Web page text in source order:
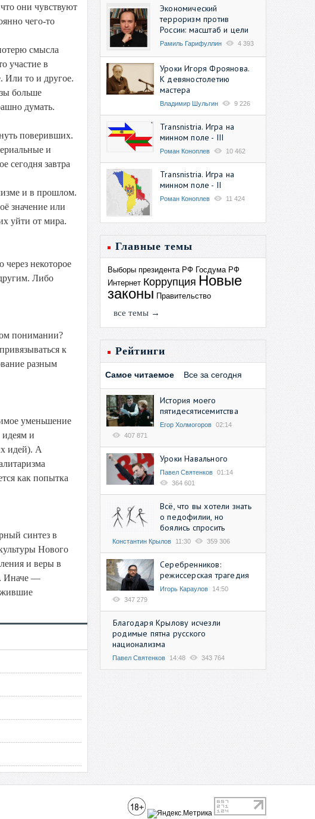
они чувствуют
чего-то
смысла
участие в
Или то и другое.
больше
думать.
поверивших.
и
сегодня завтра
и в прошлом.
значение или
уйти от мира.
некоторое
Либо
понимании?
к
разным
уменьшение
идеям и
идей). А
как попытка
синтез в
Нового
и веры в
Иначе —
Экономический
терроризм против
России: масштаб и цели
Рамиль Гарифуллин 4 393
Уроки Игоря Фроянова.
К девяностолетию
мастера
Владимир Шульгин 9 226
Transnistria. Игра на
минном поле - III
Роман Коноплев 10 462
Transnistria. Игра на
минном поле - II
Роман Коноплев 11 424
Главные темы
Выборы президента РФ Госдума РФ
Интернет Коррупция Новые
законы Правительство
все темы →
Рейтинги
Самое читаемое Все за сегодня
История моего
пятидесятисемитства
Егор Холмогоров 02:14
407 871
Уроки Навального
Павел Святенков 01:14
364 601
Всё, что вы хотели знать
о педофилии, но
боялись спросить
Константин Крылов 11:30 359 306
Серебренников:
режиссерская трагедия
Игорь Караулов
14:50
347 279
Благодаря Крылову исчезли
родимые пятна русского
национализма
Павел Святенков 14:48 343 764